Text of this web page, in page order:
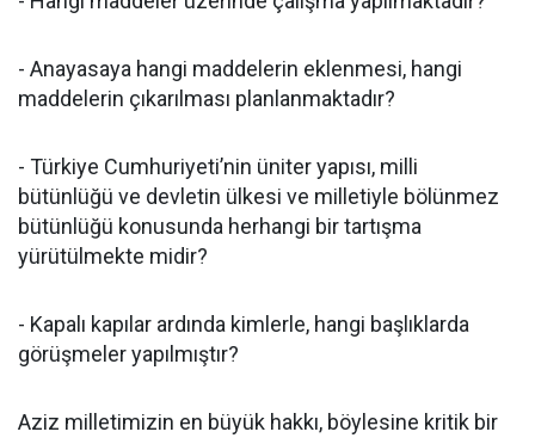
- Anayasaya hangi maddelerin eklenmesi, hangi
maddelerin çıkarılması planlanmaktadır?
- Türkiye Cumhuriyeti’nin üniter yapısı, milli
bütünlüğü ve devletin ülkesi ve milletiyle bölünmez
bütünlüğü konusunda herhangi bir tartışma
yürütülmekte midir?
- Kapalı kapılar ardında kimlerle, hangi başlıklarda
görüşmeler yapılmıştır?
Aziz milletimizin en büyük hakkı, böylesine kritik bir